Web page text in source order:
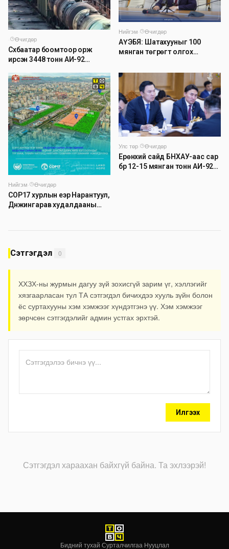
·
Өчигдөр
Сүхбаатар боомтоор орж
ирсэн 3448 тонн АИ-92
буулгах ажлыг зохион
байгуулж байна
Нийгэм·
Өчигдөр
АҮЭБЯ: Шатахууныг 100
мянган төгрөгт олгох
Нийгэм·
Өчигдөр
COP17 хурлын үеэр Нарантуул,
Дүнжингарав худалдааны
Улс төр·
Өчигдөр
Ерөнхий сайд БНХАУ-аас сар
бүр 12-15 мянган тонн АИ-92
Сэтгэгдэл 0
ХХЗХ-ны журмын дагуу зүй зохисгүй зарим үг, хэллэгийг
хязгаарласан тул ТА сэтгэгдэл бичихдээ хууль зүйн болон
ёс суртахууны хэм хэмжээг хүндэтгэнэ үү. Хэм хэмжээг
зөрчсөн сэтгэгдэлийг админ устгах эрхтэй.
Илгээх
Сэтгэгдэл хараахан байхгүй байна. Та эхлээрэй!
Бидний тухай·Сурталчилгаа·Нууцлал